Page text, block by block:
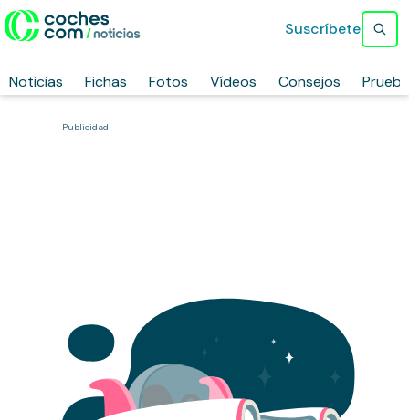
Noticias Fichas Fotos Vídeos Consejos
Suscríbete
Publicidad